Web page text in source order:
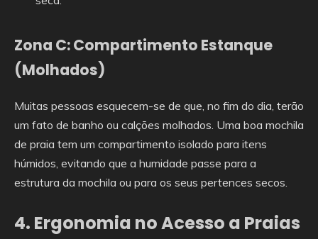
Zona C: Compartimento Estanque
(Molhados)
Muitas pessoas esquecem-se de que, no fim do dia, terão
um fato de banho ou calções molhados. Uma boa mochila
de praia tem um compartimento isolado para itens
húmidos, evitando que a humidade passe para a
estrutura da mochila ou para os seus pertences secos.
4. Ergonomia no Acesso a Praias